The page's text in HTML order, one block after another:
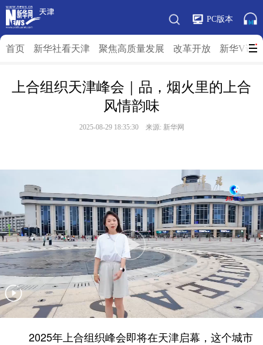
PC版本
首页 新华社看天津 聚焦高质量发展 改革开放 新华V访
上合组织天津峰会｜品，烟火里的上合
风情韵味
2025-08-29 18:35:30 来源: 新华网
2025年上合组织峰会即将在天津启幕，这个城市